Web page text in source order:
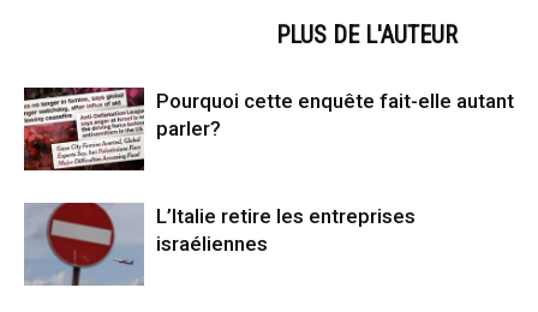
PLUS DE L'AUTEUR
Pourquoi cette enquête fait-elle autant
parler?
L’Italie retire les entreprises
israéliennes